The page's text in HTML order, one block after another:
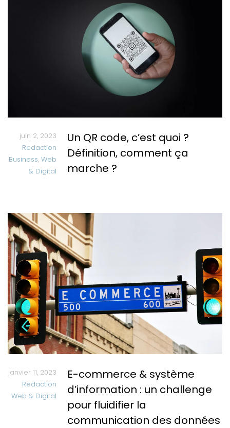
juin 2, 2023
Redaction
Business, Web
& Digital
Un QR code, c’est quoi ?
Définition, comment ça
marche ?
janvier 11, 2023
Redaction
Web & Digital
E-commerce & système
d’information : un challenge
pour fluidifier la
communication des données